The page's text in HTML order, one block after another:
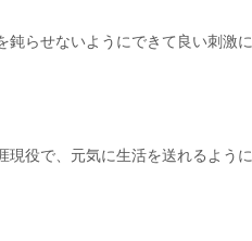
らせないようにできて良い刺激に
現役で、元気に生活を送れるように